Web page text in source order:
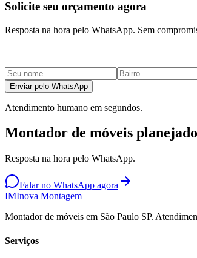
Solicite seu orçamento agora
Resposta na hora pelo WhatsApp. Sem
Enviar pelo WhatsApp
Atendimento humano em segundos.
Montador de móveis
Resposta na hora pelo WhatsApp.
Falar no WhatsApp agora
IMInova Montagem
Montador de móveis em São Paulo SP.
Serviços